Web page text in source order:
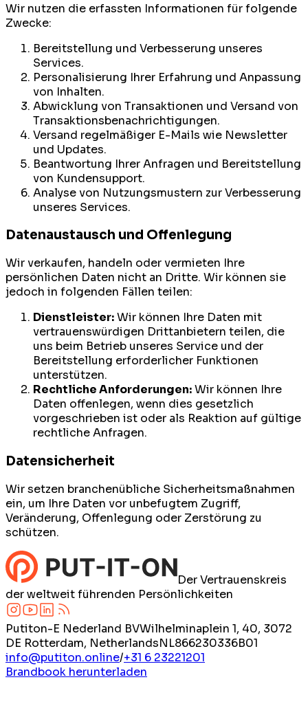
Wir nutzen die erfassten Informationen für folgende
Zwecke:
Bereitstellung und Verbesserung unseres
Services.
Personalisierung Ihrer Erfahrung und Anpassung
von Inhalten.
Abwicklung von Transaktionen und Versand von
Transaktionsbenachrichtigungen.
Versand regelmäßiger E-Mails wie Newsletter
und Updates.
Beantwortung Ihrer Anfragen und Bereitstellung
von Kundensupport.
Analyse von Nutzungsmustern zur Verbesserung
unseres Services.
Datenaustausch und Offenlegung
Wir verkaufen, handeln oder vermieten Ihre
persönlichen Daten nicht an Dritte. Wir können sie
jedoch in folgenden Fällen teilen:
Dienstleister:Wir können Ihre Daten mit
vertrauenswürdigen Drittanbietern teilen, die
uns beim Betrieb unseres Service und der
Bereitstellung erforderlicher Funktionen
unterstützen.
Rechtliche Anforderungen:Wir können Ihre
Daten offenlegen, wenn dies gesetzlich
vorgeschrieben ist oder als Reaktion auf gültige
rechtliche Anfragen.
Datensicherheit
Wir setzen branchenübliche Sicherheitsmaßnahmen
ein, um Ihre Daten vor unbefugtem Zugriff,
Veränderung, Offenlegung oder Zerstörung zu
schützen.
Der Vertrauenskreis
der weltweit führenden Persönlichkeiten
Putiton-E Nederland BVWilhelminaplein 1, 40, 3072
DE Rotterdam, NetherlandsNL866230336B01
info@putiton.online/+31 6 23221201
Brandbook herunterladen